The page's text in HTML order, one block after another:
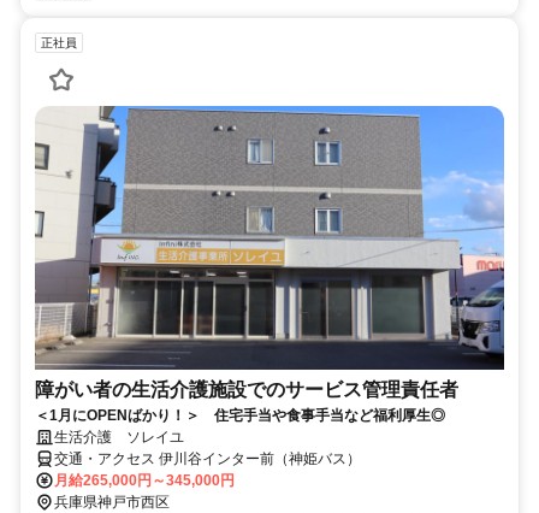
正社員
障がい者の生活介護施設でのサービス管理責任者
＜1月にOPENばかり！＞ 住宅手当や食事手当など福利厚生◎
生活介護 ソレイユ
交通・アクセス 伊川谷インター前（神姫バス）
月給265,000円～345,000円
兵庫県神戸市西区